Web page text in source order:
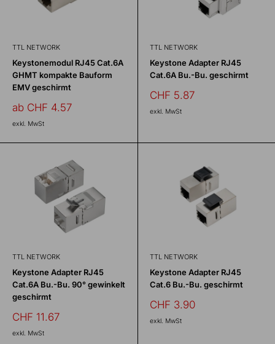
TTL NETWORK
Keystonemodul RJ45 Cat.6A
GHMT kompakte Bauform
EMV geschirmt
Sonderpreis
ab CHF 4.57
exkl. MwSt
TTL NETWORK
Keystone Adapter RJ45
Cat.6A Bu.-Bu. geschirmt
Sonderpreis
CHF 5.87
exkl. MwSt
TTL NETWORK
Keystone Adapter RJ45
Cat.6A Bu.-Bu. 90° gewinkelt
geschirmt
Sonderpreis
CHF 11.67
exkl. MwSt
TTL NETWORK
Keystone Adapter RJ45
Cat.6 Bu.-Bu. geschirmt
Sonderpreis
CHF 3.90
exkl. MwSt